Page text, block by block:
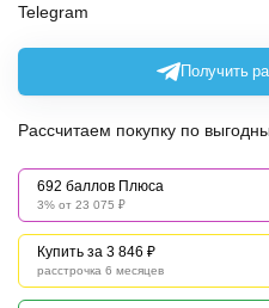
Telegram
Получить
Рассчитаем покупку по
692 баллов Плюса
3% от 23 075 ₽
Купить за 3 846 ₽
расстрочка 6 месяцев